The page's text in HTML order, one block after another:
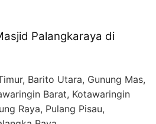
Palangkaraya di
Barito Utara, Gunung Mas,
Barat, Kotawaringin
Raya, Pulang Pisau,